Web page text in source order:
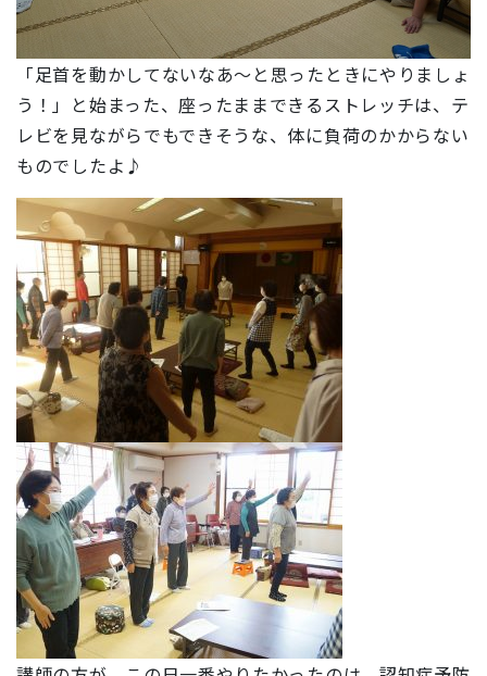
「足首を動かしてないなあ～と思ったときにやりましょ
う！」と始まった、座ったままできるストレッチは、テ
レビを見ながらでもできそうな、体に負荷のかからない
ものでしたよ♪